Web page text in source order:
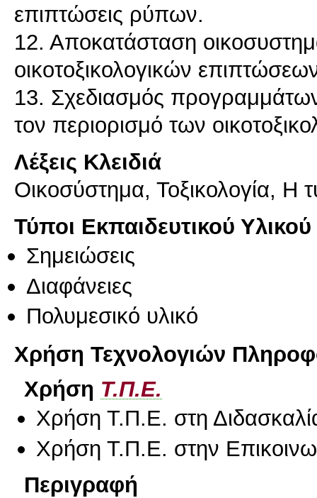
επιπτώσεις ρύπων.
12. Αποκατάσταση
οικοτοξικολογικών
13. Σχεδιασμός
τον περιορισμό των
Λέξεις Κλειδιά
Οικοσύστημα, Τοξικολογία, Η
Τύποι Εκπαιδευτικού Υλικού
Σημειώσεις
Διαφάνειες
Πολυμεσικό υλικό
Χρήση Τεχνολογιών
Χρήση Τ.Π.Ε.
Χρήση Τ.Π.Ε. στη
Χρήση Τ.Π.Ε. στην
Περιγραφή